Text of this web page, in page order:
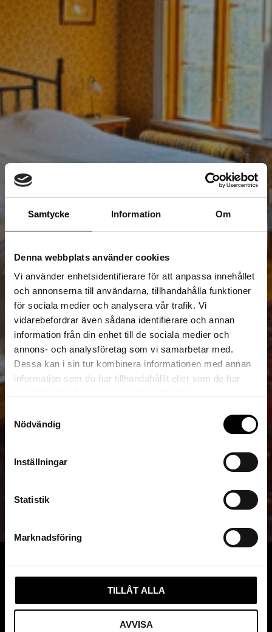
Samtycke Information Om
Denna webbplats använder cookies
Vi använder enhetsidentifierare för att anpassa innehållet
och annonserna till användarna, tillhandahålla funktioner
för sociala medier och analysera vår trafik. Vi
vidarebefordrar även sådana identifierare och annan
information från din enhet till de sociala medier och
annons- och analysföretag som vi samarbetar med.
Dessa kan i sin tur kombinera informationen med annan
information som du har tillhandahållit eller som de har
Nödvändig
Inställningar
Statistik
Marknadsföring
TILLÅT ALLA
AVVISA
Gråterskornas Rum